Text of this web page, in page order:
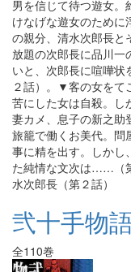
男を信じて待つ遊女
けなげな遊女のため
の親分、清水次郎長と
放題の次郎長に品川一
いと、次郎長に喧嘩
２話）。▼客の女をて
苦にした女は自殺。
妻カメ、息子の新之
旅籠で働くお美代。問
事に精を出す。しかし
た純情な文次は……（
水次郎長（第２話）
弐十手物
全110巻